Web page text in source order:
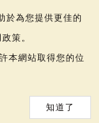
於為您提供更佳的
策。
本網站取得您的位
知道了